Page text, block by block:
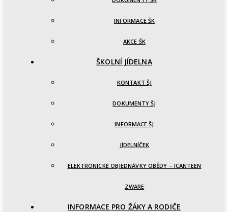
INFORMACE ŠK
AKCE ŠK
ŠKOLNÍ JÍDELNA
KONTAKT ŠJ
DOKUMENTY ŠJ
INFORMACE ŠJ
JÍDELNÍČEK
ELEKTRONICKÉ OBJEDNÁVKY OBĚDY – ICANTEEN
ZWARE
INFORMACE PRO ŽÁKY A RODIČE